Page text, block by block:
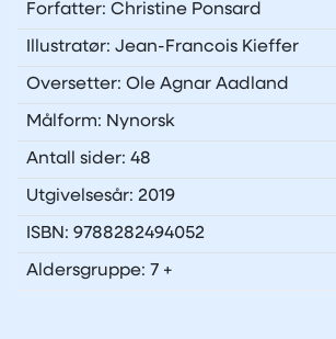
Forfatter: Christine Ponsard
Illustratør: Jean-Francois Kieffer
Oversetter: Ole Agnar Aadland
Målform: Nynorsk
Antall sider: 48
Utgivelsesår: 2019
ISBN: 9788282494052
Aldersgruppe: 7 +